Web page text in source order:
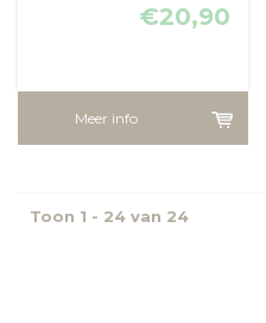
€20,90
Meer info
Toon 1 - 24 van 24